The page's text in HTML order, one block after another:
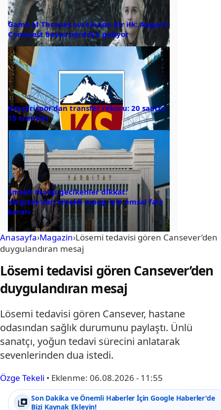
Game of Thrones evreninde bir ilk: Aegon’s
Conquest beyaz perdeye geliyor
Kayserispor’dan transfer rekoru: 20 saatte
15 transfer
Emekli maaşı gecikenler dikkat:
Yargıtay’dan emekli maaşı için emsal faiz
kararı
Anasayfa›Magazin›Lösemi tedavisi gören Cansever’den
duygulandıran mesaj
Lösemi tedavisi gören Cansever’den
duygulandıran mesaj
Lösemi tedavisi gören Cansever, hastane
odasından sağlık durumunu paylaştı. Ünlü
sanatçı, yoğun tedavi sürecini anlatarak
sevenlerinden dua istedi.
Özge Tekeli • Eklenme: 06.08.2026 - 11:55
Son Dakika ve Önemli Haberler İçin Google Haberler'de
Bizi Kaynak Ekleyin!